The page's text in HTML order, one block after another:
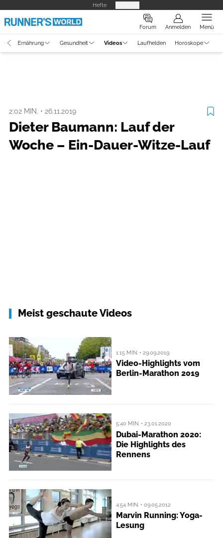
Hefte
Forum Anmelden Menü
Ernährung Gesundheit Videos Laufhelden Horoskope
2:02 MIN. • 26.11.2019
Dieter Baumann: Lauf der
Woche – Ein-Dauer-Witze-Lauf
Meist geschaute Videos
1:15 MIN. • 29.09.2019
Video-Highlights vom
Berlin-Marathon 2019
5:40 MIN. • 23.01.2020
Dubai-Marathon 2020:
Die Highlights des
Rennens
4:54 MIN. • 09.05.2012
Marvin Running: Yoga-
Lesung